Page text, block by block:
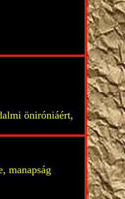
öniróniáért,
manapság